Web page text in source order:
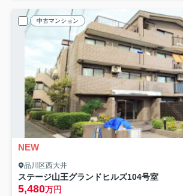
中古マンション
NEW
品川区西大井
ステージ山王グランドヒルズ104号室
5,480万円